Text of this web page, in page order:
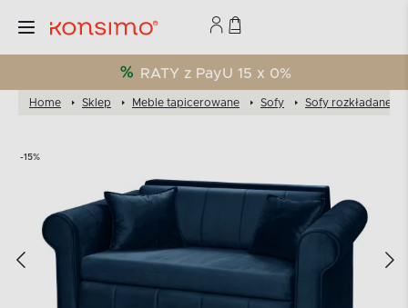
RATY z PayU 15 x 0%
Home Sklep Meble tapicerowane Sofy Sofy rozkładane
-15%